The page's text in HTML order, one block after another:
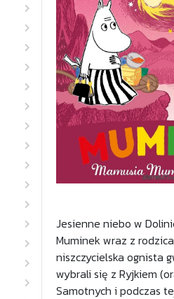
Jesienne niebo w
Muminek wraz z
niszczycielska ognista
wybrali się z Ryjkiem
Samotnych i podczas